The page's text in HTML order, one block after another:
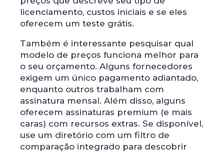
licenciamento, custos iniciais e se eles
oferecem um teste grátis.
Também é interessante pesquisar qual
modelo de preços funciona melhor para
o seu orçamento. Alguns fornecedores
exigem um único pagamento adiantado,
enquanto outros trabalham com
assinatura mensal. Além disso, alguns
oferecem assinaturas premium (e mais
caras) com recursos extras. Se disponível,
use um diretório com um filtro de
comparação integrado para descobrir